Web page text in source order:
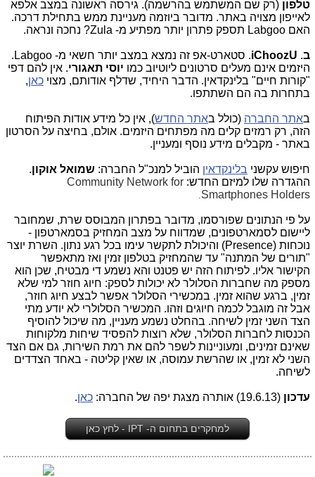
טלפון (רק שם המשתמש בהרשמה). גירסה ראשונה במצב אלפא
לאייפון מצויה באתר. מדובר ביוזמה מעניינת ממש בתחילת דרכה.
האם Labgoo תספק פתרון יותר מפתיע מ- Zula? נחכה ונראה.
ב.
iChoozU
. סטארט-אפ זה נמצא במצב יותר חשאי מ- Labgoo.
היזמים אינם מעלים סרטונים ליוטיוב כמו יוסי תאגורי. אין להם דפי
"קורות חיים" בלינקדאין. הדבר היחיד, שדלף אודותם, מצוי כאן,
בתחרות בה הם השתתפו.
באתר החברה (כולל באתר החדש), אין כל מידע אודות הפיתוח
הזה, רק רמזים קלים מה מפתחים היזמים. אולם, בחיצה על הסרטון
באתר - מקבלים מידע נוסף ומעניין.
חיפוש עקשני בלינקדאין הוביל למנכ"ל החברה: שמואל אוקון.
ההגדרה שלו למיזם החדש: Community Network for
Smartphones Holders
.
על פי הנתונים שפורסמו, מדובר בפתרון המבוסס שרת, שמחובר
ליישום לסמארטפונים, שמדווח על מצב המחזיק בסמארטפון -
נוכחות (Presence) והיכולת לתקשר עימו בכל רגע נתון. השרת יוצר
"תורים של המתנה" עד שהמחזיק בטלפון זמין ואז מתאפשר
הקישור אליו. לפיתוח הזה יש פטנט והא נשמע די מבטיח, שכן הוא
מספק מה שחברות הסלולר לא יכולות לספק: חיוג חוזר למי שלא
זמין, ברגע שהוא זמין. במכשירי הסלולר אפשר לבצע חיוג חוזר,
אבל זה מוגבל לכמה חיוגים וזהו. המכשיר הסלולרי לא יודע מתי
הצד השני זמין לשיחה. בהחלט נשמע מעניין, מה שיכול להוסיף
הכנסות לחברות הסלולר, שלא רוצות להפסיד שיחות מלקוחות
שאינם זמינים, ומעוניינות לשפר להם את רמת השירות, גם אם הצד
השני לא זמין, או שהרשת עמוסה, או שאין קליטה - באחד הצדדים
לשיחה.
עדכון (19.6.13) אותרה מצגת יפה של החברה: כאן.
למחקרים בתחום ה- IPT - לחץ כאן